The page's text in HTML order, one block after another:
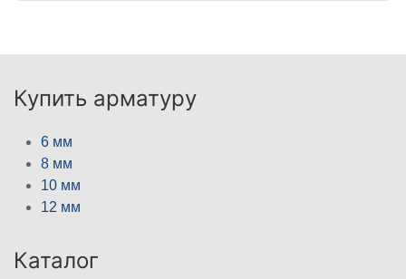
Купить арматуру
6 мм
8 мм
10 мм
12 мм
Каталог